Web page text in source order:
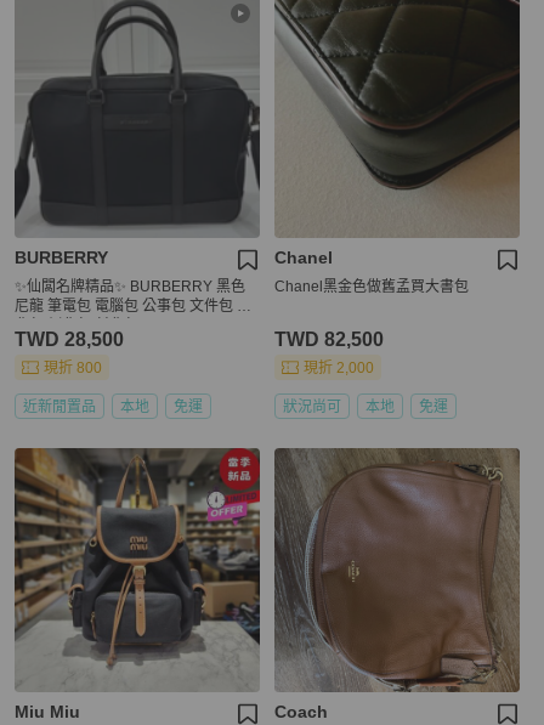
BURBERRY
✨仙闆名牌精品✨ BURBERRY 黑色
尼龍 筆電包 電腦包 公事包 文件包 肩
TWD 28,500
現折 800
近新閒置品 本地 免運
Chanel
Chanel黑金色做舊孟買大書包
TWD 82,500
現折 2,000
狀況尚可 本地 免運
Miu Miu Coach